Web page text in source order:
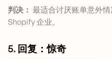
判决： 最适合讨厌账单意外
Shopify 企业。
5. 回复：惊奇